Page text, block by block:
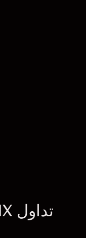
تداول Cognex Corporation - CGNX